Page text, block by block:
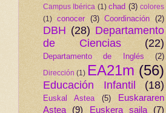
Campus Ibérica (1) chad (3) colores
(1)
conocer (3) Coordinación (2)
DBH (28) Departamento
de Ciencias
(22)
Departamento de Inglés (2)
Dirección (1) EA21m (56)
Educación Infantil (18)
Euskal Astea (5)
Euskararen
Astea
(9) Euskera saila (7)